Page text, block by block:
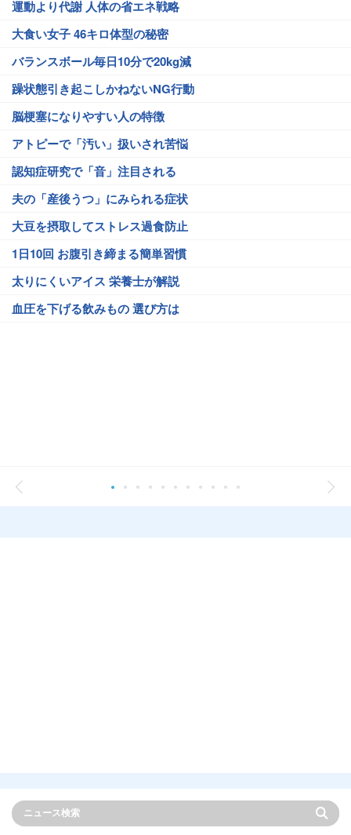
運動より代謝 人体の省エネ戦略
大食い女子 46キロ体型の秘密
バランスボール毎日10分で20kg減
躁状態引き起こしかねないNG行動
脳梗塞になりやすい人の特徴
アトピーで「汚い」扱いされ苦悩
認知症研究で「音」注目される
夫の「産後うつ」にみられる症状
大豆を摂取してストレス過食防止
1日10回 お腹引き締まる簡単習慣
太りにくいアイス 栄養士が解説
血圧を下げる飲みもの 選び方は